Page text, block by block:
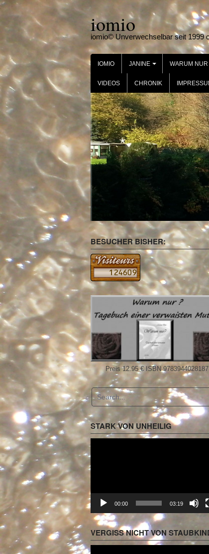
Skip
content
iomio
iomio© Unverwechselbar seit 1999
IOMIO JANINE WARUM
VIDEOS CHRONIK
BESUCHER BISHER:
Preis 12.95 € ISBN 9783944028187
STARK VON UNHEILIG
Video-
Player
00:00 03:19
VERGISS NICHT VON
Video-